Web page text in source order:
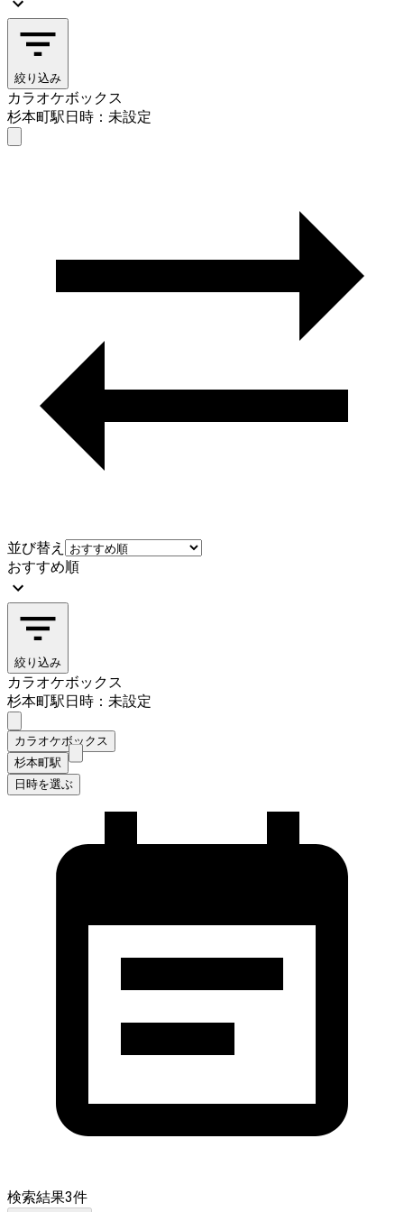
絞り込み
カラオケボックス
杉本町駅日時：未設定
並び替え
おすすめ順
絞り込み
カラオケボックス
杉本町駅日時：未設定
カラオケボックス
杉本町駅
日時を選ぶ
検索結果3件